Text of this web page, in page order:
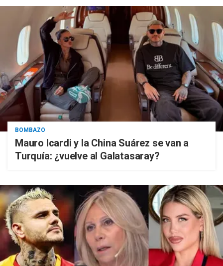
BOMBAZO
Mauro Icardi y la China Suárez se van a
Turquía: ¿vuelve al Galatasaray?